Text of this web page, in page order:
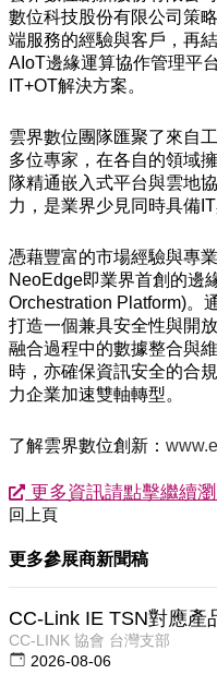
數位科技股份有限公司策
端服務的經驗與客戶，再
AIoT邊緣運算協作管理平
IT+OT解決方案。
雲界數位團隊匯聚了來自
多位專家，在各自的領域
隊精通嵌入式平台與雲地
力，是業界少見同時具備
憑藉豐富的市場經驗與專
NeoEdge即業界首創的邊
Orchestration Platform)。
打造一個兼具安全性與開
融合過程中的數據整合與
時，亦確保資訊安全的合
力企業加速雙軸轉型。
了解雲界數位創新：
更多資訊請點擊繼續
回上頁
更多參展商新聞稿
CC-Link IE TSN對應產
CC-LINK 協會 台灣支部
2026-08-06